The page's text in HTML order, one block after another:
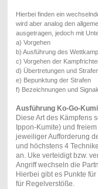
Hierbei finden ein
wird aber analog den
ausgetragen, jedoch mit
a) Vorgehen
b) Ausführung des
c) Vorgehen der
d) Übertretungen und
e) Bepunktung der Strafen
f) Bezeichnungen und
Ausführung Ko-Go-
Diese Art des Kämpfens
Ippon-Kumite) und
jeweiliger Aufforderung
und höchstens 4
an. Uke verteidigt bzw.
Angriff wechseln die
Hierbei gibt es Punkte
für Regelverstöße.